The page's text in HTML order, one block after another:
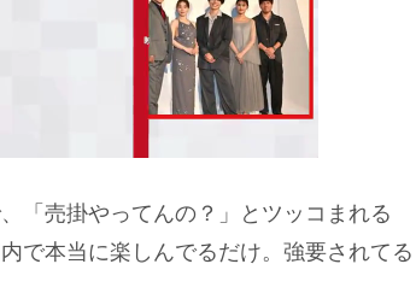
M
「売掛やってんの？」とツッコまれる
で本当に楽しんでるだけ。強要されてる